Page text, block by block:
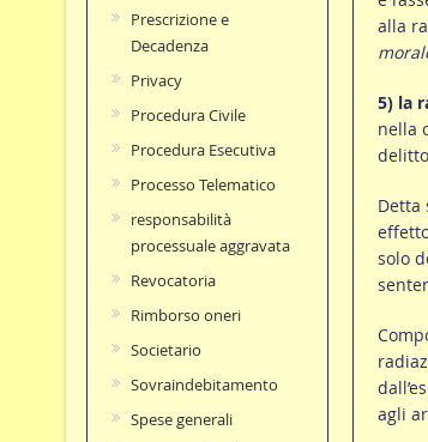
alla
5) la
nella
Detta
solo
agli
Prescrizione e
Decadenza
Privacy
Procedura Civile
Procedura Esecutiva
Processo Telematico
responsabilità
processuale aggravata
Revocatoria
Rimborso oneri
Societario
Sovraindebitamento
Spese generali